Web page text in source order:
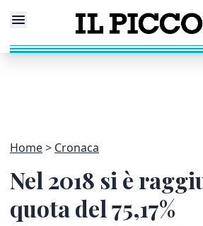
Home Cronaca
Nel 2018 si è
quota del 75,17%